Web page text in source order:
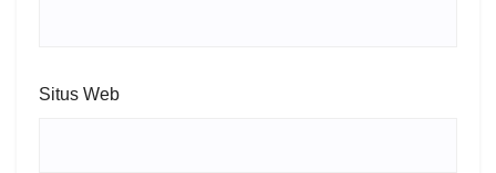
Situs Web